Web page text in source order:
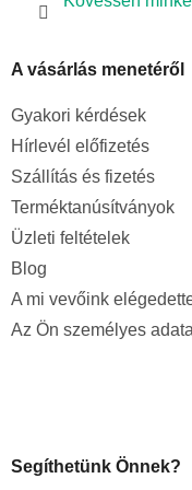
A vásárlás menetéről
Gyakori kérdések
Hírlevél előfizetés
Szállítás és fizetés
Terméktanúsítványok
Üzleti feltételek
Blog
A mi vevőink
Az Ön személyes
Segíthetünk Önnek?